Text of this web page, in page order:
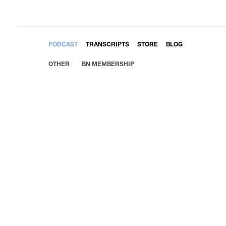
PODCAST TRANSCRIPTS STORE BLOG
OTHER BN MEMBERSHIP